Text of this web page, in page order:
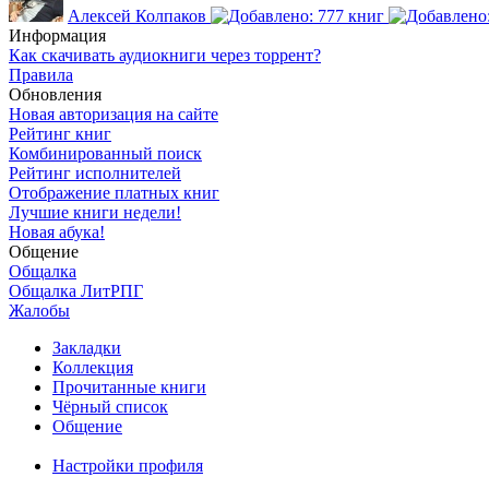
Алексей Колпаков
Информация
Как скачивать аудиокниги через торрент?
Правила
Обновления
Новая авторизация на сайте
Рейтинг книг
Комбинированный поиск
Рейтинг исполнителей
Отображение платных книг
Лучшие книги недели!
Новая абука!
Общение
Общалка
Общалка ЛитРПГ
Жалобы
Закладки
Коллекция
Прочитанные книги
Чёрный список
Общение
Настройки профиля